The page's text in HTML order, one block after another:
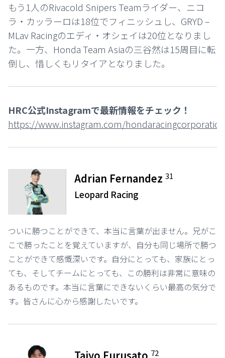
もう1人のRivacold Snipers Teamライダー、ニコ
ラ・カッラーロは18位でフィニッシュし、GRYD –
MLav Racingのエディ・オシェイは20位となりまし
た。一方、Honda Team Asiaの三谷然は15周目に転
倒し、惜しくもリタイアとなりました。
HRC公式Instagramで最新情報をチェック！
https://www.instagram.com/
Adrian Fernandez31
Leopard Racing
ついに勝つことができて、本当に言葉が出ません。兄がこ
こで勝ったことを覚えていますが、自分も同じ場所で勝つ
ことができて感慨深いです。自分にとっても、家族にとっ
ても、そしてチームにとっても、この勝利は非常に意味の
あるものです。本当に言葉にできないくらい最高の気分で
す。皆さんに心から感謝したいです。
72